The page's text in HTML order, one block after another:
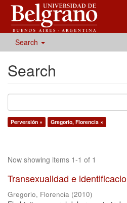
Search
Search
Perversión × Gregorio, Florencia ×
Now showing items 1-1 of 1
Transexualidad e
Gregorio, Florencia (2010)